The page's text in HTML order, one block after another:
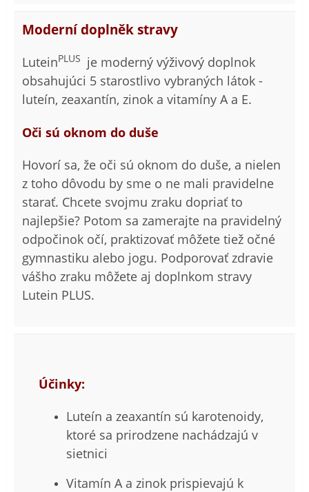
Moderní doplněk stravy
LuteinPLUS
je moderný výživový doplnok
obsahujúci 5 starostlivo vybraných látok -
luteín, zeaxantín, zinok a vitamíny A a E.
Oči sú oknom do duše
Hovorí sa, že oči sú oknom do duše, a nielen
z toho dôvodu by sme o ne mali pravidelne
starať. Chcete svojmu zraku dopriať to
najlepšie? Potom sa zamerajte na pravidelný
odpočinok očí, praktizovať môžete tiež očné
gymnastiku alebo jogu. Podporovať zdravie
vášho zraku môžete aj doplnkom stravy
Lutein PLUS.
Účinky:
Luteín a zeaxantín sú karotenoidy,
ktoré sa prirodzene nachádzajú v
sietnici
Vitamín A a zinok prispievajú k